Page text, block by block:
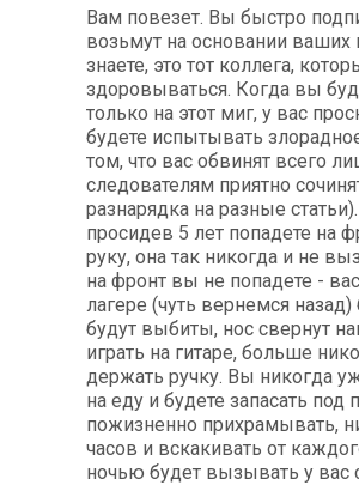
Вам повезет. Вы быстро
возьмут на основании
знаете, это тот коллега,
здоровываться. Когда вы
только на этот миг, у вас
будете испытывать
том, что вас обвинят всего
следователям приятно
разнарядка на разные
просидев 5 лет попадете на
руку, она так никогда и не
на фронт вы не попадете -
лагере (чуть вернемся
будут выбиты, нос свернут
играть на гитаре, больше
держать ручку. Вы никогда
на еду и будете запасать
пожизненно прихрамывать,
часов и вскакивать от
ночью будет вызывать у вас